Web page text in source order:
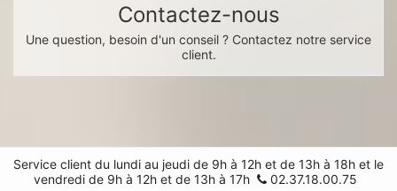
Contactez-nous
Une question, besoin d'un conseil ? Contactez notre service
client.
Service client du lundi au jeudi de 9h à 12h et de 13h à 18h et le
vendredi de 9h à 12h et de 13h à 17h
02.37.18.00.75